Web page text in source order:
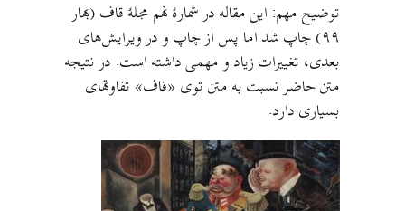
توضیح مهم: این مقاله در شمارهٔ نهم مجلهٔ قاف (بهار
۹۹) چاپ شد اما پس از چاپ و در ویرایش‌های
بعدی، تغییرات زیاد و مهمی داشته است. در نتیجه
متن حاضر نسبت به متن توی «قاف» تفاوتهای
بسیاری دارد.